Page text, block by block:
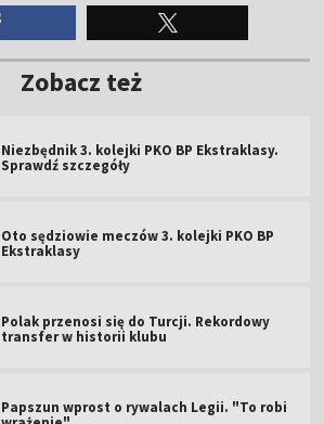
Oto sędziowie meczów 3. kolejki PKO BP
Ekstraklasy
transfer w historii klubu
wrażenie"
kolejki przesunięte
Klaksvik. Zostanie wypożyczony